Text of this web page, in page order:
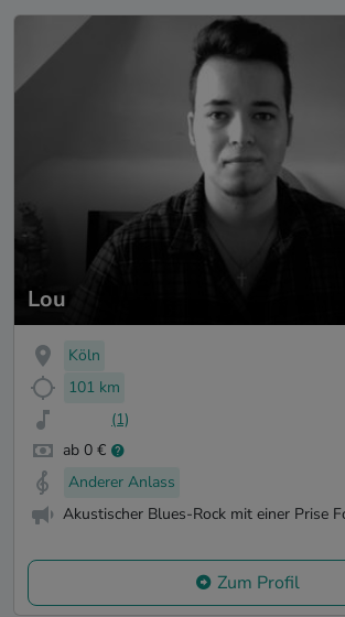
Lou
Köln
101 km
(1)
ab 0 €
Anderer Anlass
Akustischer Blues-Rock mit einer Prise
Zum Profil